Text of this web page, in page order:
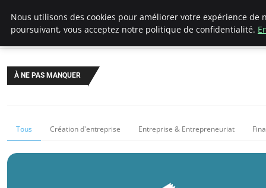
LECFCM
À NE PAS MANQUER
Tous Création d'entreprise Entreprise & Entrepreneuriat
Nous utilisons des cookies pour améliorer votre expérience de
poursuivant, vous acceptez notre politique de confidentialité.